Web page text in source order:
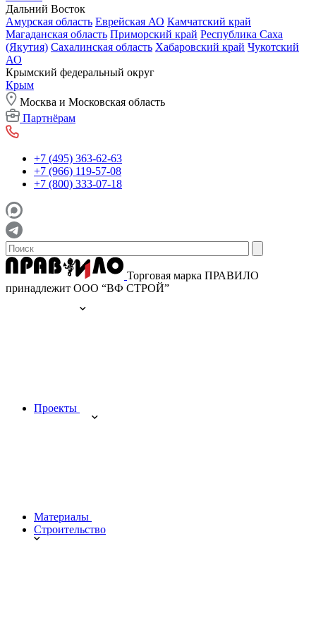
Дальний Восток
Амурская область Еврейская АО Камчатский край
Магаданская область Приморский край Республика Саха
(Якутия) Сахалинская область Хабаровский край Чукотский
АО
Крымский федеральный округ
Крым
Москва и Московская область
Партнёрам
+7 (495) 363-62-63
+7 (966) 119-57-08
+7 (800) 333-07-18
Торговая марка ПРАВИЛО
принадлежит ООО “ВФ СТРОЙ”
Проекты
Материалы
Строительство